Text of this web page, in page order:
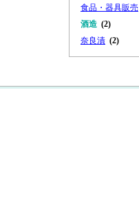
食品・器具販売
酒造 (2)
奈良漬 (2)